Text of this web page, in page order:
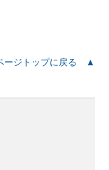
ージトップに戻る ▲